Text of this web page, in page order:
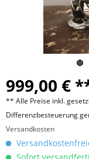
999,00 €
** Alle Preise inkl.
Differenzbesteuerung
Versandkosten